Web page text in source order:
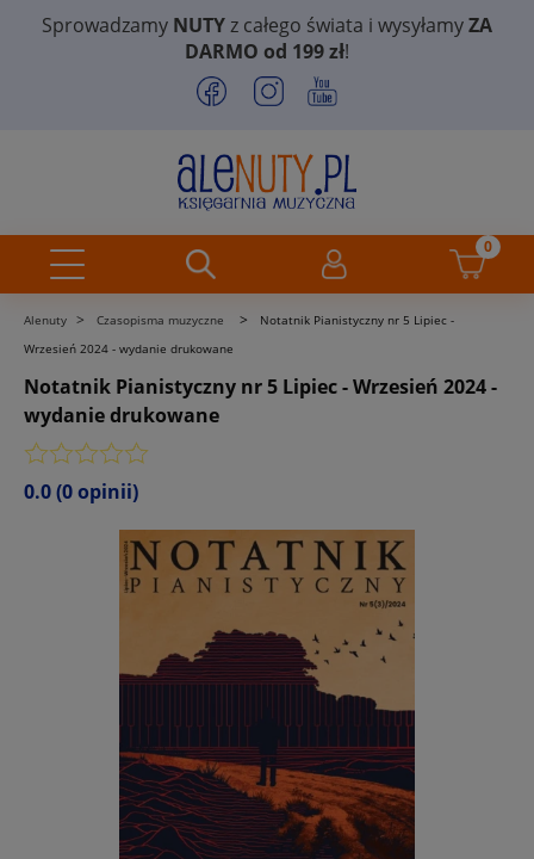
Sprowadzamy NUTYz całego świata i wysyłamyZA
DARMO od 199 zł!
Alenuty > Czasopisma muzyczne >
Notatnik Pianistyczny nr 5 Lipiec -
Wrzesień 2024 - wydanie drukowane
Notatnik Pianistyczny nr 5 Lipiec - Wrzesień 2024 -
wydanie drukowane
0.0(0 opinii)